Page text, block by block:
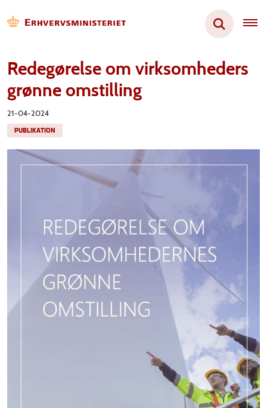
Redegørelse om virksomheders
grønne omstilling
21-04-2024
PUBLIKATION